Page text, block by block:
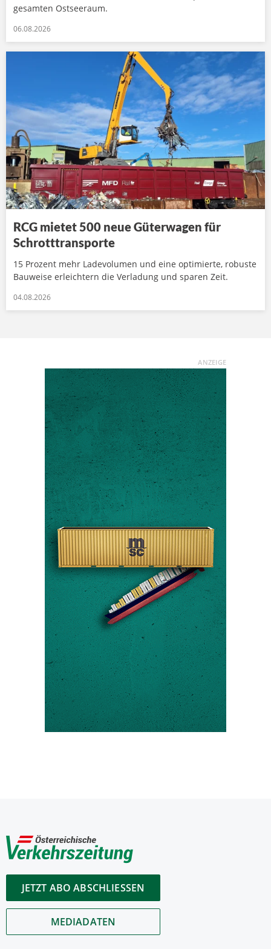
gesamten Ostseeraum.
06.08.2026
RCG mietet 500 neue Güterwagen für
Schrotttransporte
15 Prozent mehr Ladevolumen und eine optimierte, robuste
Bauweise erleichtern die Verladung und sparen Zeit.
04.08.2026
ANZEIGE
JETZT ABO ABSCHLIESSEN
MEDIADATEN